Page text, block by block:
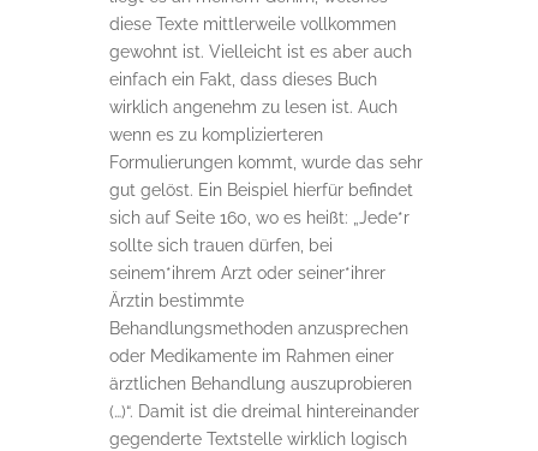
diese Texte mittlerweile vollkommen
gewohnt ist. Vielleicht ist es aber auch
einfach ein Fakt, dass dieses Buch
wirklich angenehm zu lesen ist. Auch
wenn es zu komplizierteren
Formulierungen kommt, wurde das sehr
gut gelöst. Ein Beispiel hierfür befindet
sich auf Seite 160, wo es heißt: „Jede*r
sollte sich trauen dürfen, bei
seinem*ihrem Arzt oder seiner*ihrer
Ärztin bestimmte
Behandlungsmethoden anzusprechen
oder Medikamente im Rahmen einer
ärztlichen Behandlung auszuprobieren
(…)“. Damit ist die dreimal hintereinander
gegenderte Textstelle wirklich logisch